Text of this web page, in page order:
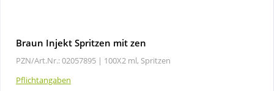
Natur & Homöopathie
Braun Injekt Spritzen mit zen
PZN/Art.Nr.: 02057895 | 100X2 ml, Spritzen
Pflichtangaben